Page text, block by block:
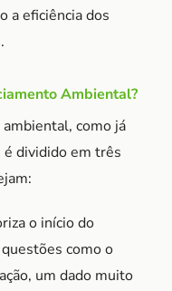
a eficiência dos
Ambiental?
como já
dividido em três
o início do
como o
um dado muito